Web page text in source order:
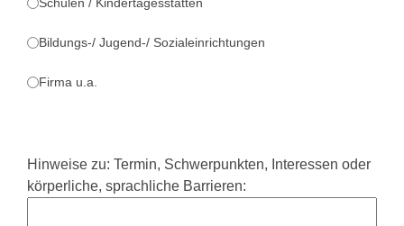
Bildungs-/ Jugend-/ Sozialeinrichtungen
Firma u.a.
Hinweise zu: Termin, Schwerpunkten, Interessen oder
körperliche, sprachliche Barrieren: